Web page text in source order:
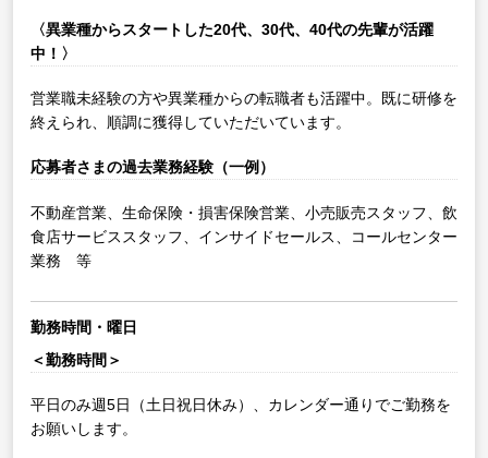
〈異業種からスタートした20代、30代、40代の先輩が活躍
中！〉
営業職未経験の方や異業種からの転職者も活躍中。既に研修を
終えられ、順調に獲得していただいています。
応募者さまの過去業務経験（一例）
不動産営業、生命保険・損害保険営業、小売販売スタッフ、飲
食店サービススタッフ、インサイドセールス、コールセンター
業務 等
勤務時間・曜日
＜勤務時間＞
平日のみ週5日（土日祝日休み）、カレンダー通りでご勤務を
お願いします。